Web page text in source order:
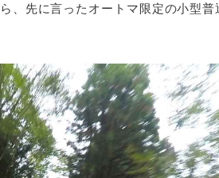
、先に言ったオートマ限定の小型